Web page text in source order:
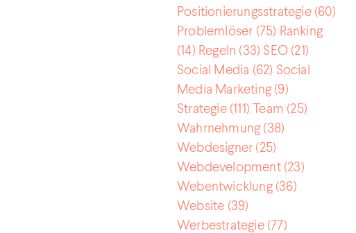
Positionierungsstrategie(60)
Problemlöser (75) Ranking
(14) Regeln (33) SEO (21)
Social Media (62) Social
Media Marketing(9)
Strategie(111) Team (25)
Wahrnehmung(38)
Webdesigner (25)
Webdevelopment(23)
Webentwicklung(36)
Website (39)
Werbestrategie(77)